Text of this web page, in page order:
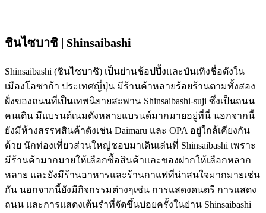
ชินไซบาชิ | Shinsaibashi
Shinsaibashi (ชินไซบาชิ) เป็นย่านช้อปปิ้งและบันเทิงชื่อดังใน
เมืองโอซาก้า ประเทศญี่ปุ่น มีร้านค้าหลายร้อยร้านตามทั้งสอง
ฝั่งของถนนที่เป็นเทพนิยายสะพาน Shinsaibashi-suji ซึ่งเป็นถนน
คนเดิน มีแบรนด์เนมดังหลายแบรนด์มากมายอยู่ที่นี่ นอกจากนี้
ยังมีห้างสรรพสินค้าดังเช่น Daimaru และ OPA อยู่ใกล้เคียงกัน
ด้วย นักท่องเที่ยวส่วนใหญ่ชอบมาเดินเล่นที่ Shinsaibashi เพราะ
มีร้านค้ามากมายให้เลือกซื้อสินค้าและของฝากให้เลือกหลาก
หลาย และยังมีร้านอาหารและร้านกาแฟที่น่าสนใจมากมายเช่น
กัน นอกจากนี้ยังมีกิจกรรมต่างๆเช่น การแสดงดนตรี การแสดง
ถนน และการแสดงเต้นรำที่จัดขึ้นบ่อยครั้งในย่าน Shinsaibashi